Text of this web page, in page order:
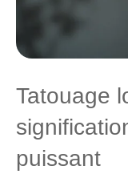
Tatouage
puissant